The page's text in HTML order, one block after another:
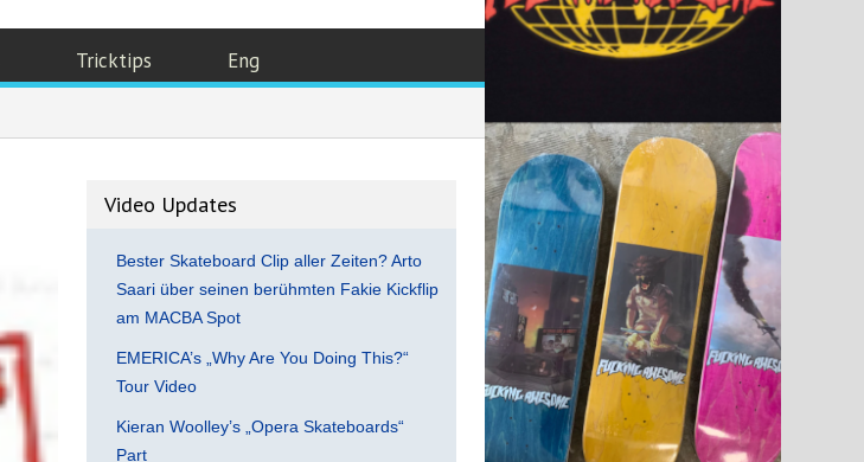
Tricktips Eng
Video Updates
Bester Skateboard Clip aller Zeiten? Arto
Saari über seinen berühmten Fakie Kickflip
am MACBA Spot
EMERICA’s „Why Are You Doing This?“
Tour Video
Kieran Woolley’s „Opera Skateboards“
Part